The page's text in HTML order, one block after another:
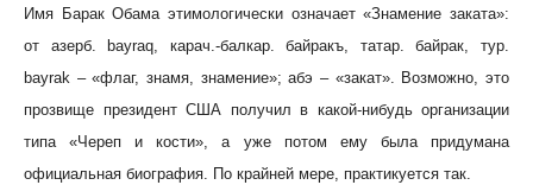
Имя Барак Обама этимологически означает «Знамение заката»:
от азерб. bayraq, карач.-балкар. байракъ, татар. байрак, тур.
bayrak – «флаг, знамя, знамение»; абэ – «закат». Возможно, это
прозвище президент США получил в какой-нибудь организации
типа «Череп и кости», а уже потом ему была придумана
официальная биография. По крайней мере, практикуется так.